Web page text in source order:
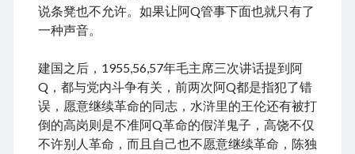
Meta
Log in
Comments feed
WordPress.org
说条凳也不允许。如果让阿Q管事下面也就只有了
一种声音。
建国之后，1955,56,57年毛主席三次讲话提到阿
Q，都与党内斗争有关，前两次阿Q都是指犯了错
误，愿意继续革命的同志，水浒里的王伦还有被打
倒的高岗则是不准阿Q革命的假洋鬼子，高饶不仅
不许别人革命，而且自己也不愿意继续革命，陈独